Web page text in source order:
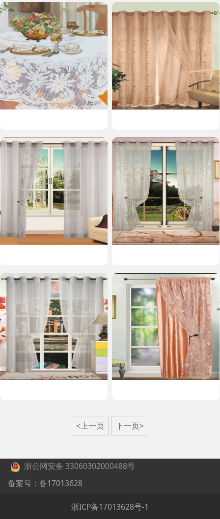
<上一页 下一页>
浙公网安备 33060302000488号
备案号：备17013628
浙ICP备17013628号-1